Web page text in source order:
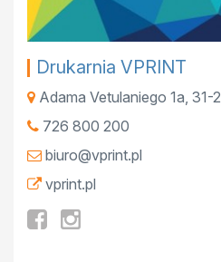
Drukarnia VPRINT
Adama Vetulaniego 1a 31-
726 800 200
biuro@vprint.pl
vprint.pl